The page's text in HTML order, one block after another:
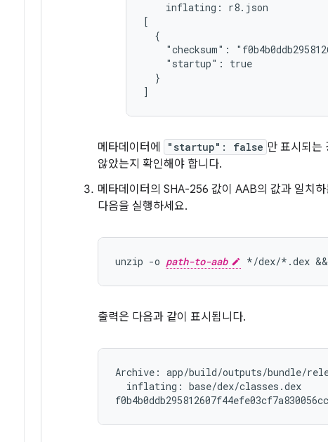
    inflating: r8.json
[
  {
"checksum":
    "startup": true
  }
메타데이터에 "startup": false 만 표시되는
않았는지 확인해야 합니다.
메타데이터의 SHA-256 값이 AAB의 값과 일치
다음을 실행하세요.
unzip -o path-to-aab
출력은 다음과 같이 표시됩니다.
Archive: app/build/outputs/bundle/
  inflating: base/dex/classes.dex